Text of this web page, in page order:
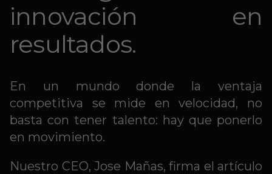
innovación en
resultados.
En un mundo donde la ventaja
competitiva se mide en velocidad, no
basta con tener talento: hay que ponerlo
en movimiento.
Nuestro CEO, Jose Mañas, firma el artículo